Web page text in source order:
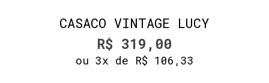
CASACO VINTAGE LUCY
R$ 319,00
ou 3x de R$ 106,33